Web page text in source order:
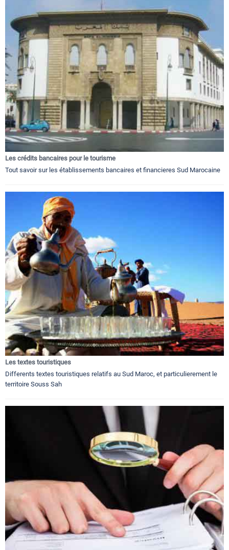
Les crédits bancaires pour le tourisme
Tout savoir sur les établissements bancaires et financieres Sud Marocaine
Les textes touristiques
Differents textes touristiques relatifs au Sud Maroc, et particulierement le
territoire Souss Sah